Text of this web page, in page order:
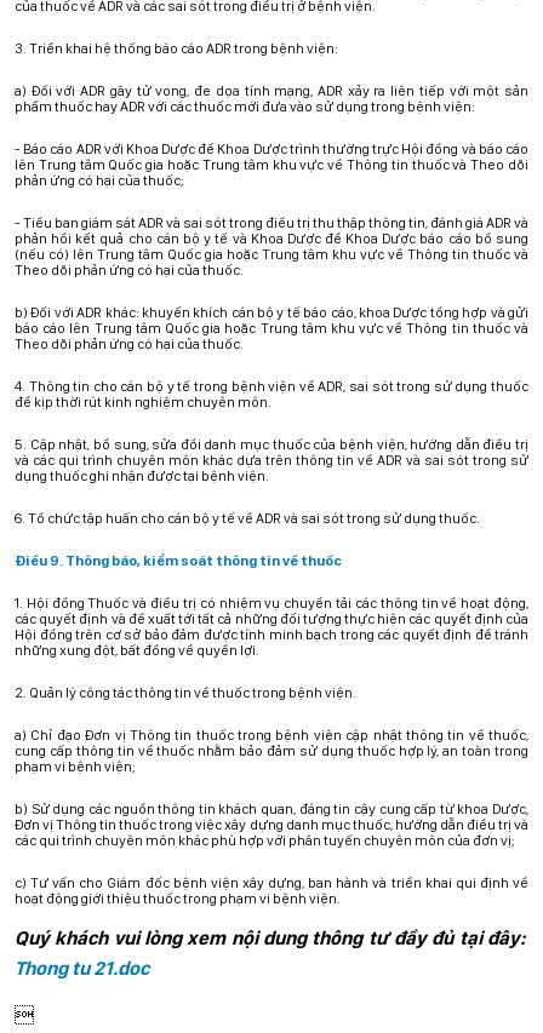
của thuốc về ADR và các sai sót trong điều trị ở bệnh viện.
3. Triển khai hệ thống báo cáo ADR trong bệnh viện:
a) Đối với ADR gây tử vong, đe dọa tính mạng, ADR xảy ra liên tiếp với một sản
phẩm thuốc hay ADR với các thuốc mới đưa vào sử dụng trong bệnh viện:
- Báo cáo ADR với Khoa Dược để Khoa Dược trình thường trực Hội đồng và báo cáo
lên Trung tâm Quốc gia hoặc Trung tâm khu vực về Thông tin thuốc và Theo dõi
phản ứng có hại của thuốc;
- Tiểu ban giám sát ADR và sai sót trong điều trị thu thập thông tin, đánh giá ADR và
phản hồi kết quả cho cán bộ y tế và Khoa Dược để Khoa Dược báo cáo bổ sung
(nếu có) lên Trung tâm Quốc gia hoặc Trung tâm khu vực về Thông tin thuốc và
Theo dõi phản ứng có hại của thuốc.
b) Đối với ADR khác: khuyến khích cán bộ y tế báo cáo, khoa Dược tổng hợp và gửi
báo cáo lên Trung tâm Quốc gia hoặc Trung tâm khu vực về Thông tin thuốc và
Theo dõi phản ứng có hại của thuốc.
4. Thông tin cho cán bộ y tế trong bệnh viện về ADR, sai sót trong sử dụng thuốc
để kịp thời rút kinh nghiệm chuyên môn.
5. Cập nhật, bổ sung, sửa đổi danh mục thuốc của bệnh viện, hướng dẫn điều trị
và các qui trình chuyên môn khác dựa trên thông tin về ADR và sai sót trong sử
dụng thuốc ghi nhận được tại bệnh viện.
6. Tổ chức tập huấn cho cán bộ y tế về ADR và sai sót trong sử dụng thuốc.
Điều 9. Thông báo, kiểm soát thông tin về thuốc
1. Hội đồng Thuốc và điều trị có nhiệm vụ chuyển tải các thông tin về hoạt động,
các quyết định và đề xuất tới tất cả những đối tượng thực hiện các quyết định của
Hội đồng trên cơ sở bảo đảm được tính minh bạch trong các quyết định để tránh
những xung đột, bất đồng về quyền lợi.
2. Quản lý công tác thông tin về thuốc trong bệnh viện.
a) Chỉ đạo Đơn vị Thông tin thuốc trong bệnh viện cập nhật thông tin về thuốc,
cung cấp thông tin về thuốc nhằm bảo đảm sử dụng thuốc hợp lý, an toàn trong
phạm vi bệnh viện;
b) Sử dụng các nguồn thông tin khách quan, đáng tin cậy cung cấp từ khoa Dược,
Đơn vị Thông tin thuốc trong việc xây dựng danh mục thuốc, hướng dẫn điều trị và
các qui trình chuyên môn khác phù hợp với phân tuyến chuyên môn của đơn vị;
c) Tư vấn cho Giám đốc bệnh viện xây dựng, ban hành và triển khai qui định về
hoạt động giới thiệu thuốc trong phạm vi bệnh viện.
Quý khách vui lòng xem nội dung thông tư đầy đủ tại đây:
Thong tu 21.doc
